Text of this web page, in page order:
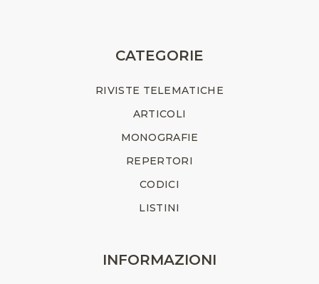
CATEGORIE
RIVISTE TELEMATICHE
ARTICOLI
MONOGRAFIE
REPERTORI
CODICI
LISTINI
INFORMAZIONI